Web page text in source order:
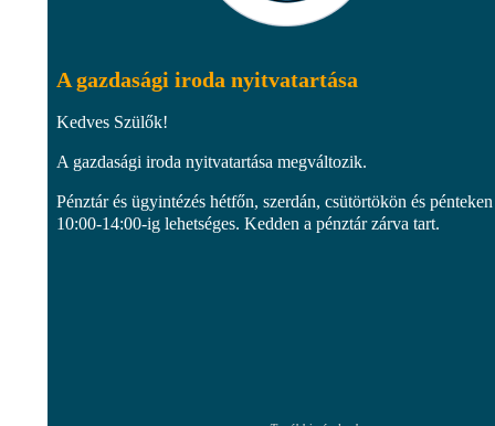
A gazdasági iroda nyitvatartása
Kedves Szülők!
A gazdasági iroda nyitvatartása megváltozik.
Pénztár és ügyintézés hétfőn, szerdán, csütörtökön és pénteken
10:00-14:00-ig lehetséges. Kedden a pénztár zárva tart.